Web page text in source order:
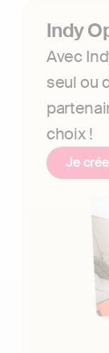
Indy
Avec
seul ou
choix !
Je